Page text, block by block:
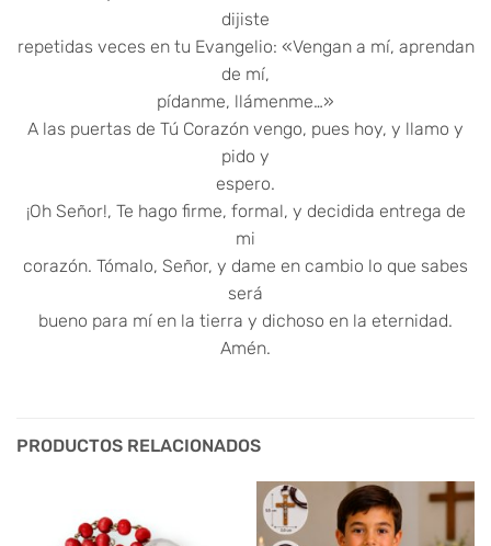
dijiste
repetidas veces en tu Evangelio: «Vengan a mí, aprendan
de mí,
pídanme, llámenme…»
A las puertas de Tú Corazón vengo, pues hoy, y llamo y
pido y
espero.
¡Oh Señor!, Te hago firme, formal, y decidida entrega de
mi
corazón. Tómalo, Señor, y dame en cambio lo que sabes
será
bueno para mí en la tierra y dichoso en la eternidad.
Amén.
PRODUCTOS RELACIONADOS